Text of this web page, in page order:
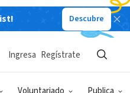
Descubre
Ingresa Regístrate